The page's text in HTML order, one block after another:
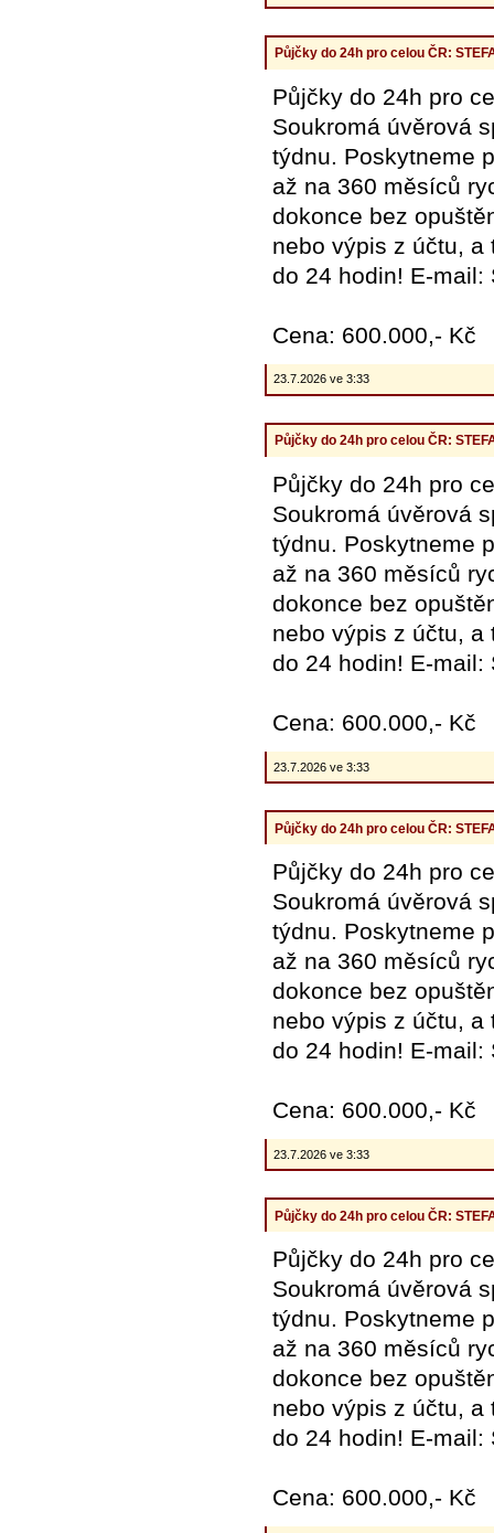
Půjčky do 24h pro celou ČR:
Půjčky do 24h pro
Soukromá úvěrová
týdnu. Poskytneme
až na 360 měsíců
dokonce bez
nebo výpis z účtu,
do 24 hodin! E-mail:
Cena: 600.000,- Kč
23.7.2026 ve 3:33
Půjčky do 24h pro celou ČR:
Půjčky do 24h pro
Soukromá úvěrová
týdnu. Poskytneme
až na 360 měsíců
dokonce bez
nebo výpis z účtu,
do 24 hodin! E-mail:
Cena: 600.000,- Kč
23.7.2026 ve 3:33
Půjčky do 24h pro celou ČR:
Půjčky do 24h pro
Soukromá úvěrová
týdnu. Poskytneme
až na 360 měsíců
dokonce bez
nebo výpis z účtu,
do 24 hodin! E-mail:
Cena: 600.000,- Kč
23.7.2026 ve 3:33
Půjčky do 24h pro celou ČR:
Půjčky do 24h pro
Soukromá úvěrová
týdnu. Poskytneme
až na 360 měsíců
dokonce bez
nebo výpis z účtu,
do 24 hodin! E-mail:
Cena: 600.000,- Kč